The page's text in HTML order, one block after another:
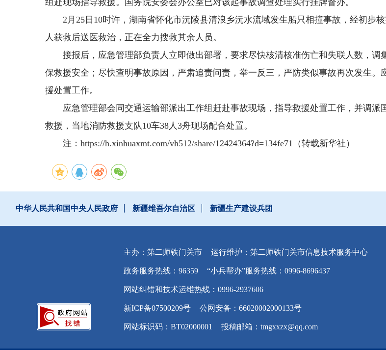
组赴现场指导救援。国务院安委会办公室已对该起事故调查处理实行挂牌督办。
2月25日10时许，湖南省怀化市沅陵县清浪乡沅水流域发生船只相撞事故，经初步
人获救后送医救治，正在全力搜救其余人员。
接报后，应急管理部负责人立即做出部署，要求尽快核清核准伤亡和失联人数，
保救援安全；尽快查明事故原因，严肃追责问责，举一反三，严防类似事故再次发生
援处置工作。
应急管理部会同交通运输部派出工作组赶赴事故现场，指导救援处置工作，并调
救援，当地消防救援支队10车38人3舟现场配合处置。
注：https://h.xinhuaxmt.com/vh512/share/12424364?d=134fe71（转载新华社）
中华人民共和国中央人民政府 新疆维吾尔自治区 新疆生产建设兵团
主办：第二师铁门关市 运行维护：第二师铁门关市信息技术服务中心
政务服务热线：96359 “小兵帮办”服务热线：0996-8696437
网站纠错和技术运维热线：0996-2937606
新ICP备07500209号 公网安备：66020002000133号
网站标识码：BT02000001 投稿邮箱：tmgxxzx@qq.com